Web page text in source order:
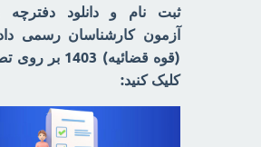
ثبت نام و دانلود دفترچه
آزمون کارشناسان رسمی
(قوه قضائیه) 1403
کلیک کنید: